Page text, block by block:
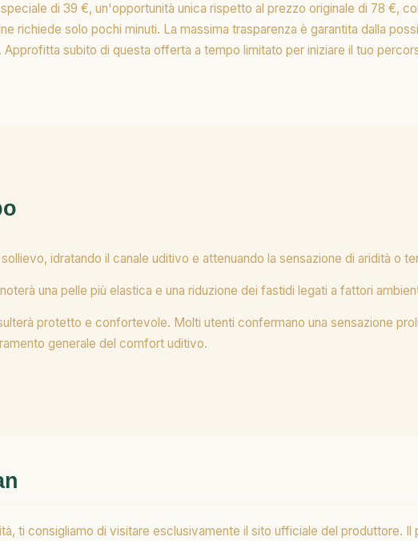
di 39 €, un'opportunità unica rispetto al prezzo originale di 78 €,
richiede solo pochi minuti. La massima trasparenza è garantita dalla
subito di questa offerta a tempo limitato per iniziare il tuo
idratando il canale uditivo e attenuando la sensazione di aridità o
una pelle più elastica e una riduzione dei fastidi legati a fattori
protetto e confortevole. Molti utenti confermano una sensazione
generale del comfort uditivo.
ti consigliamo di visitare esclusivamente il sito ufficiale del produttore.